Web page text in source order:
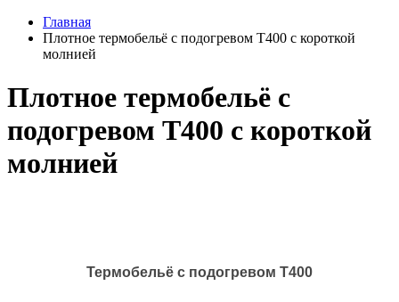
Главная
Плотное термобельё с подогревом Т400 с короткой
молнией
Плотное термобельё с
подогревом Т400 с короткой
молнией
Термобельё с подогревом Т400